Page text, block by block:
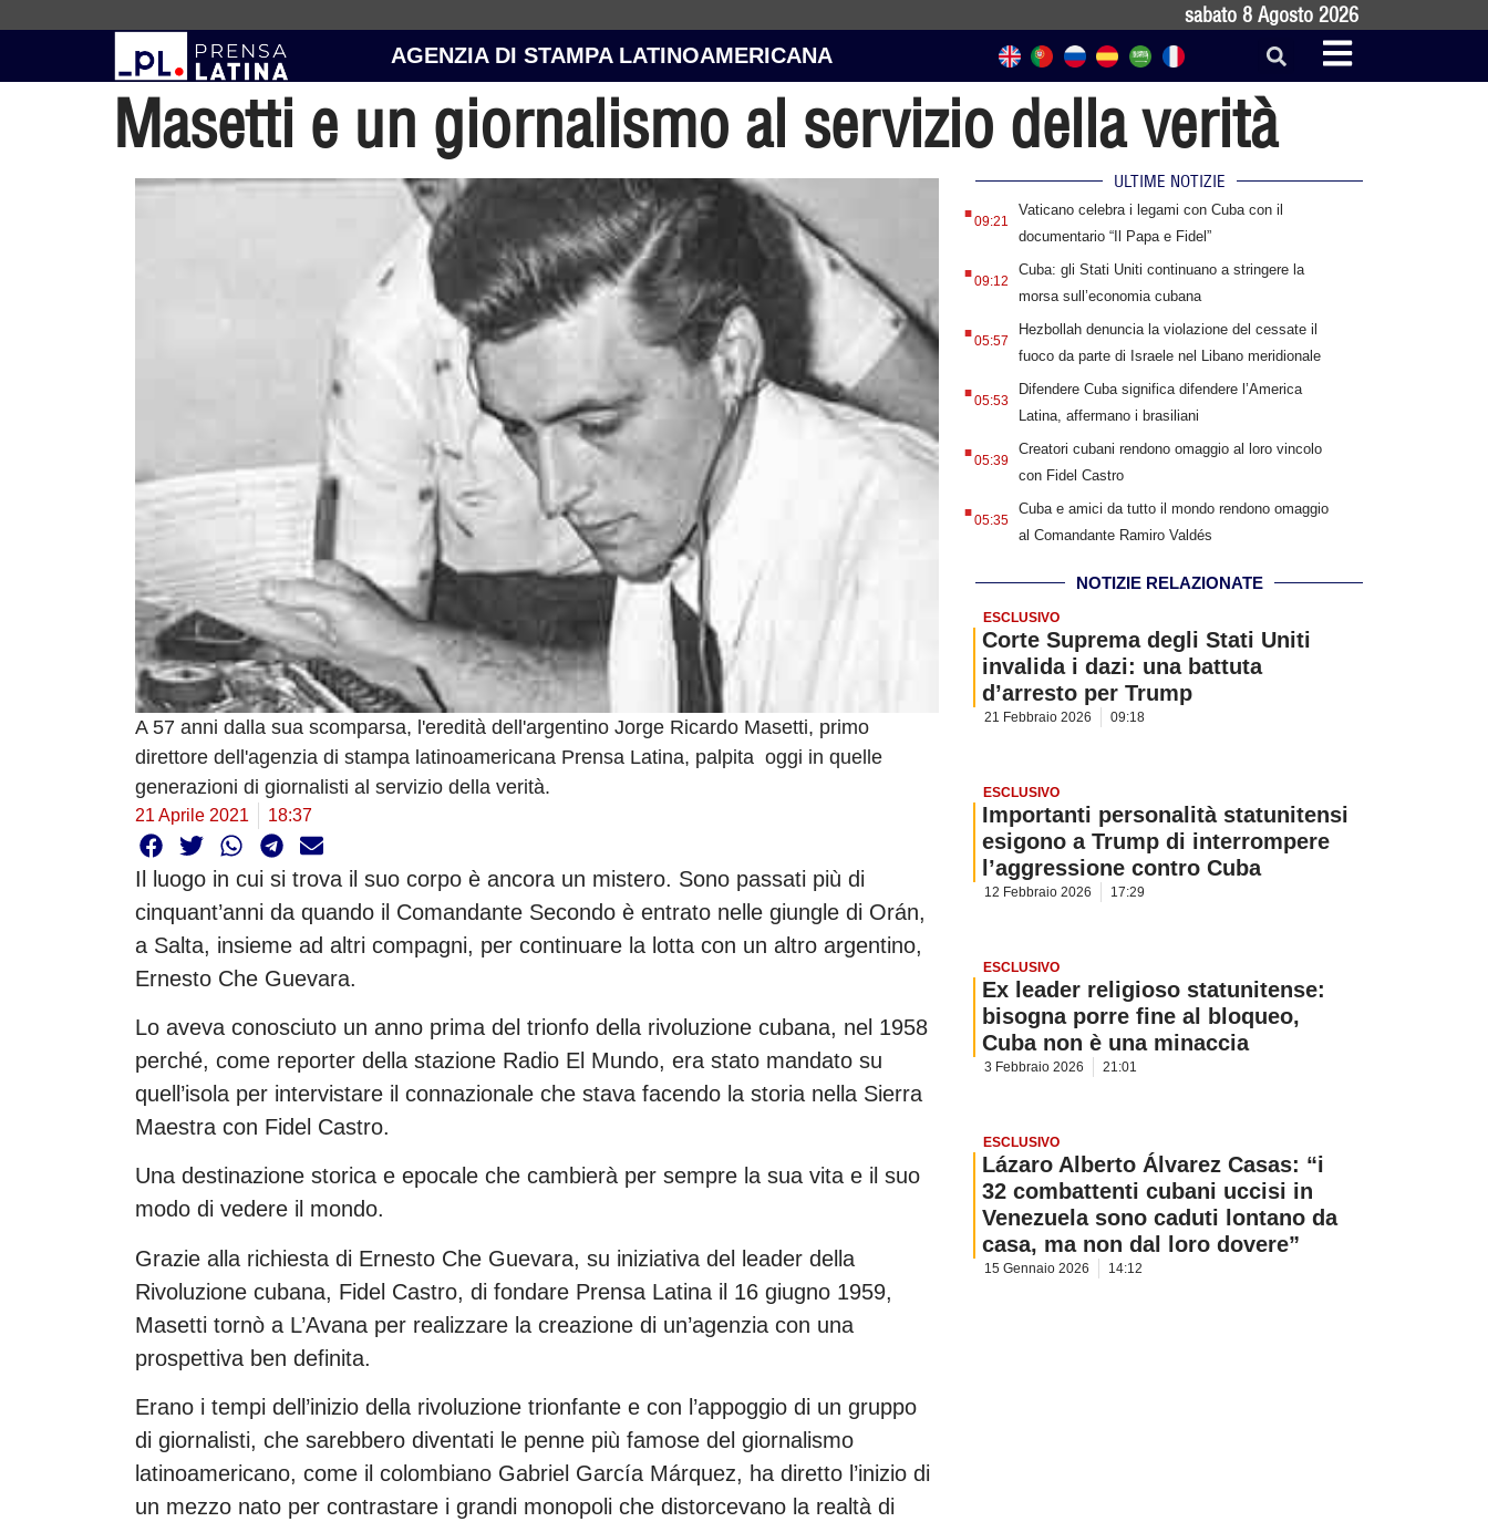
sabato 8 Agosto 2026
AGENZIA DI STAMPA LATINOAMERICANA
Masetti e un giornalismo al servizio della verità
A 57 anni dalla sua scomparsa, l'eredità dell'argentino Jorge Ricardo Masetti, primo
direttore dell'agenzia di stampa latinoamericana Prensa Latina, palpita oggi in quelle
generazioni di giornalisti al servizio della verità.
21 Aprile 2021 18:37
Il luogo in cui si trova il suo corpo è ancora un mistero. Sono passati più di
cinquant’anni da quando il Comandante Secondo è entrato nelle giungle di Orán,
a Salta, insieme ad altri compagni, per continuare la lotta con un altro argentino,
Ernesto Che Guevara.
Lo aveva conosciuto un anno prima del trionfo della rivoluzione cubana, nel 1958
perché, come reporter della stazione Radio El Mundo, era stato mandato su
quell’isola per intervistare il connazionale che stava facendo la storia nella Sierra
Maestra con Fidel Castro.
Una destinazione storica e epocale che cambierà per sempre la sua vita e il suo
modo di vedere il mondo.
Grazie alla richiesta di Ernesto Che Guevara, su iniziativa del leader della
Rivoluzione cubana, Fidel Castro, di fondare Prensa Latina il 16 giugno 1959,
Masetti tornò a L’Avana per realizzare la creazione di un’agenzia con una
prospettiva ben definita.
Erano i tempi dell’inizio della rivoluzione trionfante e con l’appoggio di un gruppo
di giornalisti, che sarebbero diventati le penne più famose del giornalismo
latinoamericano, come il colombiano Gabriel García Márquez, ha diretto l’inizio di
un mezzo nato per contrastare i grandi monopoli che distorcevano la realtà di
ULTIME NOTIZIE
.09:21
Vaticano celebra i legami con Cuba con il
documentario “Il Papa e Fidel”
.09:12
Cuba: gli Stati Uniti continuano a stringere la
morsa sull’economia cubana
.05:57
Hezbollah denuncia la violazione del cessate il
fuoco da parte di Israele nel Libano meridionale
.05:53
Difendere Cuba significa difendere l’America
Latina, affermano i brasiliani
.05:39
Creatori cubani rendono omaggio al loro vincolo
con Fidel Castro
.05:35
Cuba e amici da tutto il mondo rendono omaggio
al Comandante Ramiro Valdés
NOTIZIE RELAZIONATE
ESCLUSIVO
Corte Suprema degli Stati Uniti
invalida i dazi: una battuta
d’arresto per Trump
21 Febbraio 2026 09:18
ESCLUSIVO
Importanti personalità statunitensi
esigono a Trump di interrompere
l’aggressione contro Cuba
12 Febbraio 2026 17:29
ESCLUSIVO
Ex leader religioso statunitense:
bisogna porre fine al bloqueo,
Cuba non è una minaccia
3 Febbraio 2026 21:01
ESCLUSIVO
Lázaro Alberto Álvarez Casas: “i
32 combattenti cubani uccisi in
Venezuela sono caduti lontano da
casa, ma non dal loro dovere”
15 Gennaio 2026 14:12